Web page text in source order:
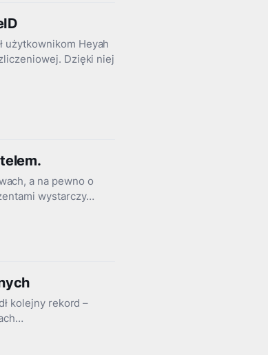
użytkownikom Heyah
Dzięki niej
a na pewno o
wystarczy…
kolejny rekord –